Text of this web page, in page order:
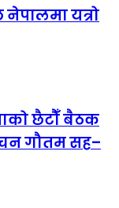
यत्रो
छैटौँ बैठक
गौतम सह–